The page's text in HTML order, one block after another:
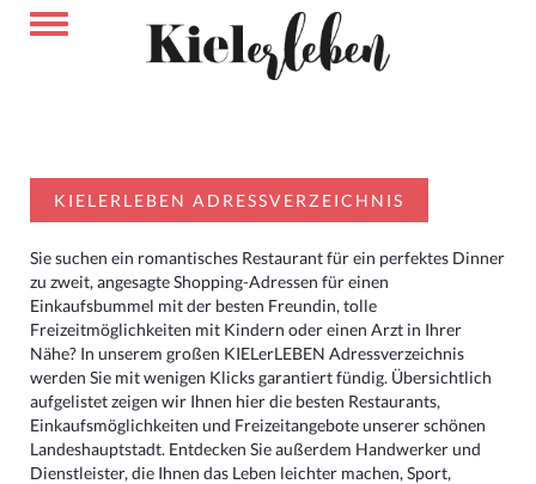
KIELERLEBEN ADRESSVERZEICHNIS
Sie suchen ein romantisches Restaurant für ein perfektes Dinner
zu zweit, angesagte Shopping-Adressen für einen
Einkaufsbummel mit der besten Freundin, tolle
Freizeitmöglichkeiten mit Kindern oder einen Arzt in Ihrer
Nähe? In unserem großen KIELerLEBEN Adressverzeichnis
werden Sie mit wenigen Klicks garantiert fündig. Übersichtlich
aufgelistet zeigen wir Ihnen hier die besten Restaurants,
Einkaufsmöglichkeiten und Freizeitangebote unserer schönen
Landeshauptstadt. Entdecken Sie außerdem Handwerker und
Dienstleister, die Ihnen das Leben leichter machen, Sport,